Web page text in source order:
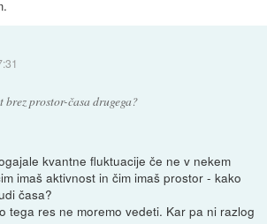
brez prostor-časa drugega?
kvantne fluktuacije če ne v nekem
imaš aktivnost in čim imaš prostor - kako
časa?
tega res ne moremo vedeti. Kar pa ni razlog